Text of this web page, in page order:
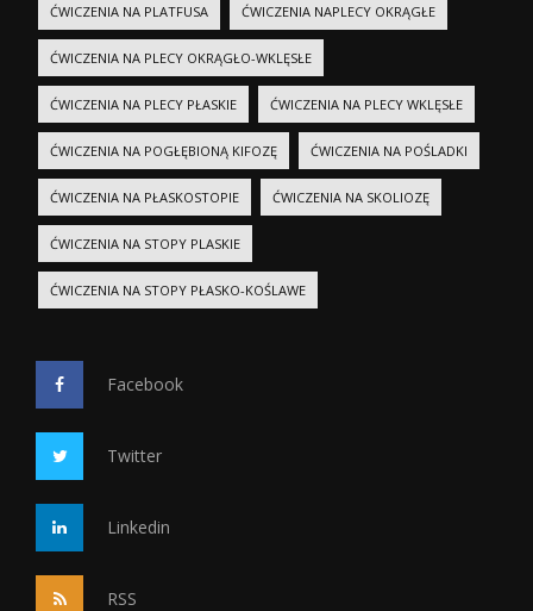
ĆWICZENIA NA PLATFUSA ĆWICZENIA NAPLECY OKRĄGŁE
ĆWICZENIA NA PLECY OKRĄGŁO-WKLĘSŁE
ĆWICZENIA NA PLECY PŁASKIE ĆWICZENIA NA PLECY WKLĘSŁE
ĆWICZENIA NA POGŁĘBIONĄ KIFOZĘ ĆWICZENIA NA POŚLADKI
ĆWICZENIA NA PŁASKOSTOPIE ĆWICZENIA NA SKOLIOZĘ
ĆWICZENIA NA STOPY PLASKIE
ĆWICZENIA NA STOPY PŁASKO-KOŚLAWE
Facebook
Twitter
Linkedin
RSS